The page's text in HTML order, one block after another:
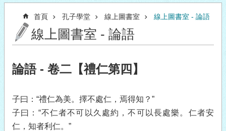
首頁 孔子學堂 線上圖書室 線上圖書室 - 論語
線上圖書室 - 論語
論語 - 卷二【禮仁第四】
子曰：“禮仁為美。擇不處仁，焉得知？”
子曰：“不仁者不可以久處約，不可以長處樂。仁者安
仁，知者利仁。”